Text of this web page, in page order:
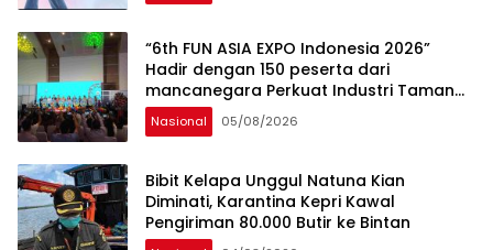
“6th FUN ASIA EXPO Indonesia 2026”
Hadir dengan 150 peserta dari
mancanegara Perkuat Industri Taman
Rekreasi dan Ekosistem Pariwisata di
Tanah Air
Nasional 05/08/2026
Bibit Kelapa Unggul Natuna Kian
Diminati, Karantina Kepri Kawal
Pengiriman 80.000 Butir ke Bintan